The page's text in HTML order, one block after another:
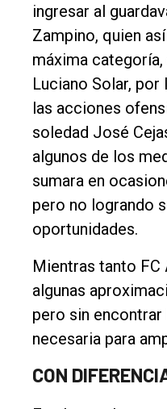
ingresar al
Zampino, quien
máxima
Luciano Solar,
las acciones
soledad José
algunos de los
sumara en
pero no logrando
oportunidades.
Mientras tanto FC
algunas
pero sin encontrar
necesaria para
CON